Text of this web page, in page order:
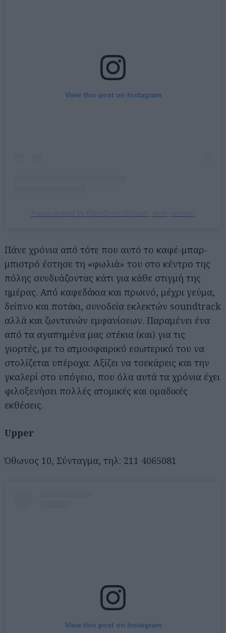
View this post on Instagram
Πάνε χρόνια από τότε που αυτό το καφέ-μπαρ-
μπιστρό έστησε τη «φωλιά» του στο κέντρο της
πόλης συνδυάζοντας κάτι για κάθε στιγμή της
ημέρας. Από καφεδάκια και πρωινό, μέχρι γεύμα,
δείπνο και ποτάκι, συνοδεία εκλεκτών soundtrack
αλλά και ζωντανών εμφανίσεων. Παραμένει ένα
από τα αγαπημένα μας στέκια (και) για τις
γιορτές, με το ατμοσφαιρικό εσωτερικό του να
στολίζεται υπέροχα. Αξίζει να τσεκάρεις και την
γκαλερί στο υπόγειο, που όλα αυτά τα χρόνια έχει
φιλοξενήσει πολλές ατομικές και ομαδικές
εκθέσεις.
Upper
Όθωνος 10, Σύνταγμα, τηλ: 211 4065081
View this post on Instagram